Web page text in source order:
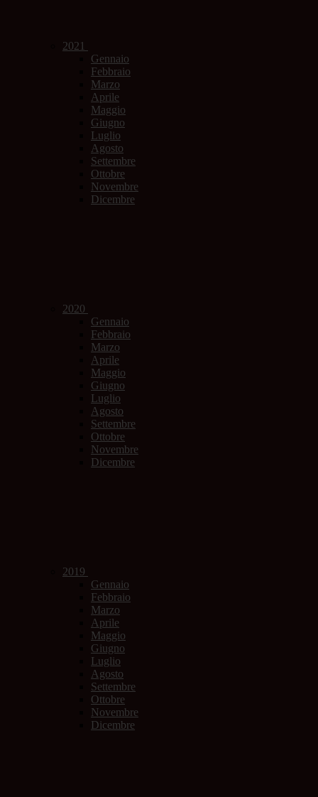
2021
Gennaio
Febbraio
Marzo
Aprile
Maggio
Giugno
Luglio
Agosto
Settembre
Ottobre
Novembre
Dicembre
2020
Gennaio
Febbraio
Marzo
Aprile
Maggio
Giugno
Luglio
Agosto
Settembre
Ottobre
Novembre
Dicembre
2019
Gennaio
Febbraio
Marzo
Aprile
Maggio
Giugno
Luglio
Agosto
Settembre
Ottobre
Novembre
Dicembre